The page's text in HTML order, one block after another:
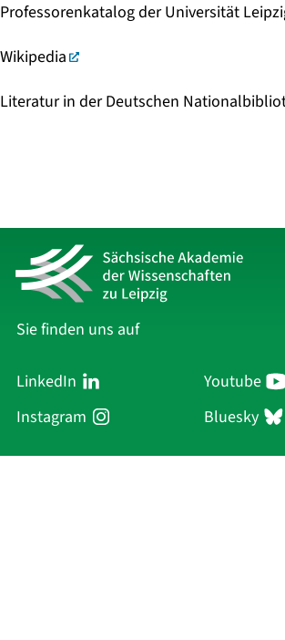
Professorenkatalog der Universität
Wikipedia
Literatur in der Deutschen
Sie finden uns auf
LinkedIn
Youtube
Instagram
Bluesky